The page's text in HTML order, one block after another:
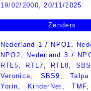
19/02/2000
20/11/2025
Zenders
Nederland 1 / NPO1
NPO2
Nederland 3 /
RTL5
RTL7 RTL8
Veronica
SBS9 ,
Yorin
KinderNet ,TMF